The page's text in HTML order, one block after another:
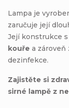
Lampa je
zaručuje její
Její konstrukce
kouře a zároveň
dezinfekce.
Zajistěte si
sirné lampě z